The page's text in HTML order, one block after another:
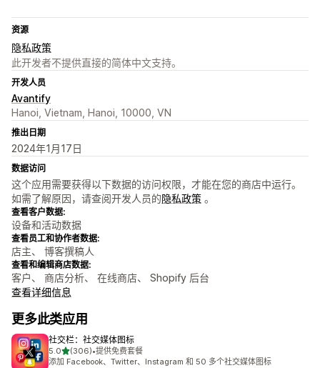
资源
隐私政策
此开发者不提供直接的简体中文支持。
开发人员
Avantify
Hanoi, Vietnam, Hanoi, 10000, VN
推出日期
2024年1月17日
数据访问
这个应用需要获得以下数据的访问权限，才能在您的商店中运行。
如需了解原因，请查阅开发人员的隐私政策 。
查看客户数据:
设备和活动数据
查看员工和协作者数据:
店主、 博客撰稿人
查看和编辑商店数据:
客户、 商店分析、 在线商店、 Shopify 后台
查看详细信息
更多此类应用
社交栏：社交媒体图标
5.0星（满分 5 星）
(306)
总共 306 条评论
•提供免费套餐
添加 Facebook、Twitter、Instagram 和 50 多个社交媒体图标